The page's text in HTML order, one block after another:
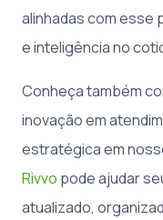
alinhadas com esse
e inteligência no
Conheça também
inovação em
estratégica em
Rivvo pode ajudar
atualizado,